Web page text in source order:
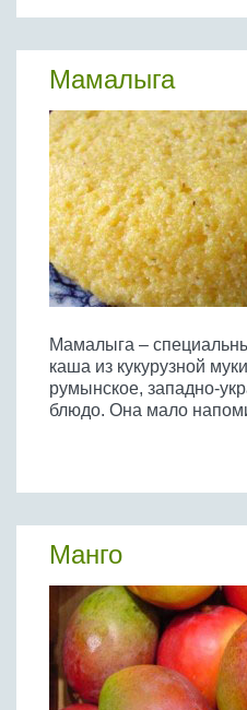
Мамалыга
Мамалыга –
каша из кукурузной
румынское, западно-
блюдо. Она мало
Манго